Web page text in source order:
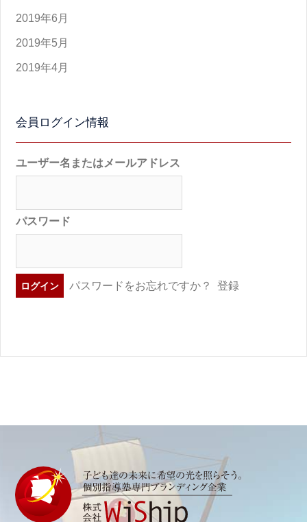
2019年6月
2019年5月
2019年4月
会員ログイン情報
ユーザー名またはメールアドレス
パスワード
パスワードをお忘れですか？ 登録